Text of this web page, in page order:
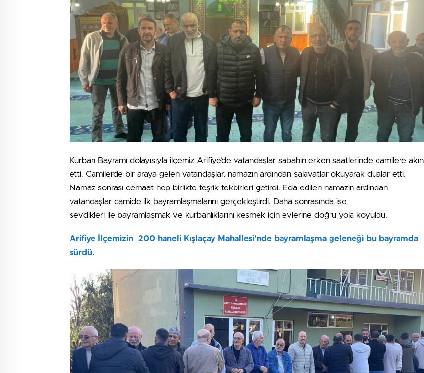
Kurban Bayramı dolayısıyla ilçemiz Arifiye’de vatandaşlar sabahın erken saatlerinde camilere akın
etti. Camilerde bir araya gelen vatandaşlar, namazın ardından salavatlar okuyarak dualar etti.
Namaz sonrası cemaat hep birlikte teşrik tekbirleri getirdi. Eda edilen namazın ardından
vatandaşlar camide ilk bayramlaşmalarını gerçekleştirdi. Daha sonrasında ise
sevdikleri ile bayramlaşmak ve kurbanlıklarını kesmek için evlerine doğru yola koyuldu.
Arifiye İlçemizin 200 haneli Kışlaçay Mahallesi’nde bayramlaşma geleneği bu bayramda
sürdü.